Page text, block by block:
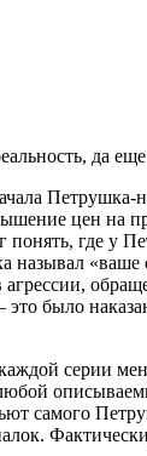
да
цен
где у
было
серии
самого